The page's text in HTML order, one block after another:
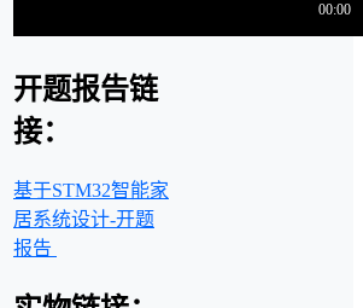
开题报告链
接：
基于STM32智能家
居系统设计-开题
报告